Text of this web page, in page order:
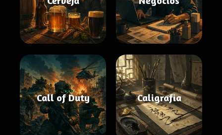
Call of Duty Caligrafia